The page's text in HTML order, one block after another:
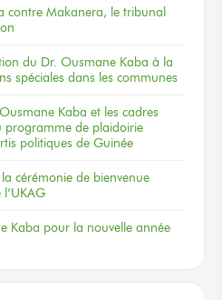
contre Makanera, le tribunal
du Dr. Ousmane Kaba à la
spéciales dans les communes
Ousmane Kaba et les cadres
programme de plaidoirie
politiques de Guinée
cérémonie de bienvenue
l’UKAG
Kaba pour la nouvelle année